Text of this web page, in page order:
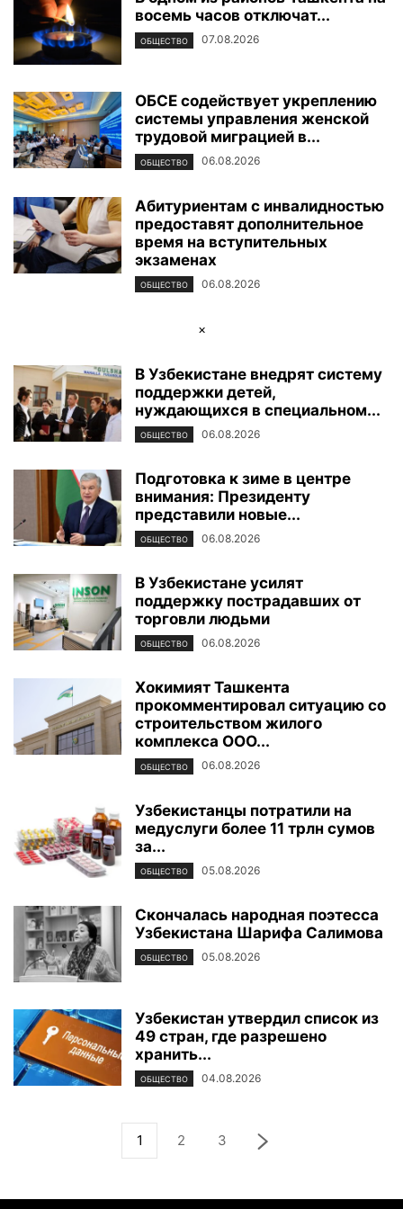
ФОТОРЕПОРТАЖ ЦЕНТР ИСЛАМСКОЙ ЦИВИЛИЗАЦИИ ЭКОЛОГИЯ
ЭКОНОМИКА И БИЗНЕС
восемь часов отключат...
ОБЩЕСТВО 07.08.2026
ОБСЕ содействует укреплению
системы управления женской
трудовой миграцией в...
ОБЩЕСТВО 06.08.2026
Абитуриентам с инвалидностью
предоставят дополнительное
время на вступительных
экзаменах
ОБЩЕСТВО 06.08.2026
×
В Узбекистане внедрят систему
поддержки детей,
нуждающихся в специальном...
ОБЩЕСТВО 06.08.2026
Подготовка к зиме в центре
внимания: Президенту
представили новые...
ОБЩЕСТВО 06.08.2026
В Узбекистане усилят
поддержку пострадавших от
торговли людьми
ОБЩЕСТВО 06.08.2026
Хокимият Ташкента
прокомментировал ситуацию со
строительством жилого
комплекса ООО...
ОБЩЕСТВО 06.08.2026
Узбекистанцы потратили на
медуслуги более 11 трлн сумов
за...
ОБЩЕСТВО 05.08.2026
Скончалась народная поэтесса
Узбекистана Шарифа Салимова
ОБЩЕСТВО 05.08.2026
Узбекистан утвердил список из
49 стран, где разрешено
хранить...
ОБЩЕСТВО 04.08.2026
1 2 3